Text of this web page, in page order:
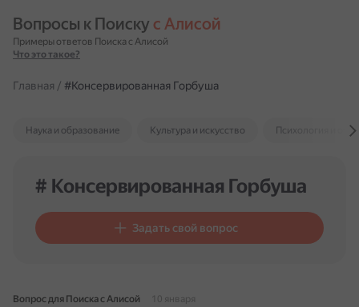
Вопросы к Поиску с Алисой
Примеры ответов Поиска с Алисой
Что это такое?
Главная / #Консервированная Горбуша
Наука и образование Культура и искусство Психология и
# Консервированная Горбуша
Задать свой вопрос
Вопрос для Поиска с Алисой
10 января